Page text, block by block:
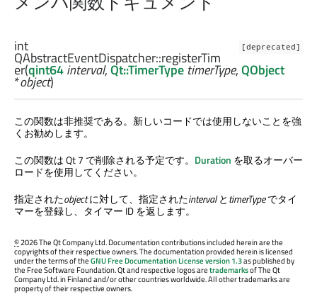
[deprecated]
int
QAbstractEventDispatcher::registerTim
er(qint64interval,Qt::TimerType timerType,QObject
*object)
この関数は非推奨である。新しいコードでは使用しないことを強
くお勧めします。
この関数は Qt 7 で削除される予定です。 Duration を取るオーバー
ロードを使用してください。
指定されたobjectに対して、指定されたintervalとtimerTypeでタイ
マーを登録し、タイマー ID を返します。
©2026 The Qt Company Ltd. Documentation contributions included herein are the
copyrights of their respective owners. The documentation provided herein is licensed
under the terms of theGNU Free Documentation License version 1.3as published by
the Free Software Foundation. Qt and respective logos aretrademarksof The Qt
Company Ltd. in Finland and/or other countries worldwide. All other trademarks are
property of their respective owners.